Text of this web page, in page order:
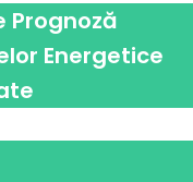
Prognoză
Energetice